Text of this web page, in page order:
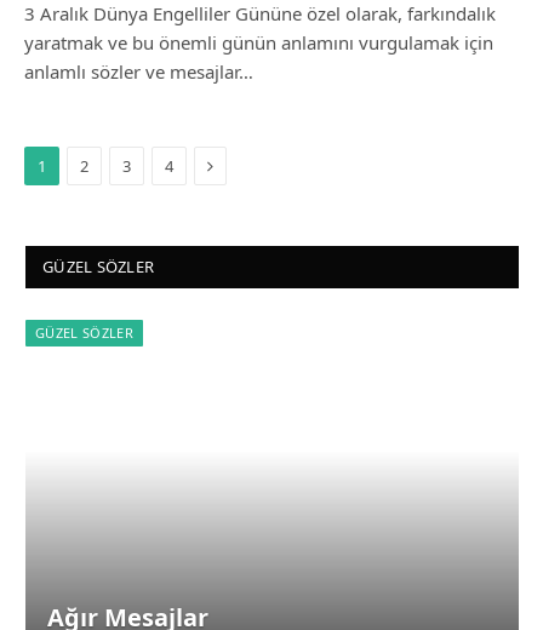
3 Aralık Dünya Engelliler Gününe özel olarak, farkındalık
yaratmak ve bu önemli günün anlamını vurgulamak için
anlamlı sözler ve mesajlar…
1 2 3 4 Next
GÜZEL SÖZLER
GÜZEL SÖZLER
Ağır Mesajlar